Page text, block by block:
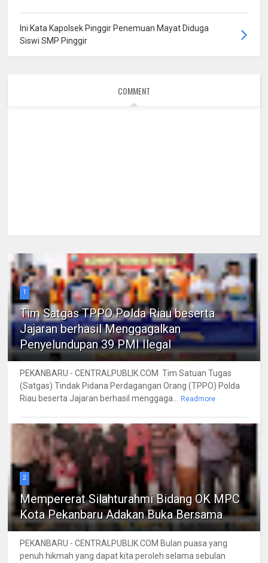
Ini Kata Kapolsek Pinggir Penemuan Mayat Diduga
Siswi SMP Pinggir
COMMENT
1
Tim Satgas TPPO Polda Riau beserta
Jajaran berhasil Menggagalkan
Penyelundupan 39 PMI Ilegal
PEKANBARU - CENTRALPUBLIK.COM Tim Satuan Tugas
(Satgas) Tindak Pidana Perdagangan Orang (TPPO) Polda
Riau beserta Jajaran berhasil menggaga...
Readmore
2
Mempererat Silahturahmi Bidang OK MPC
Kota Pekanbaru Adakan Buka Bersama
PEKANBARU - CENTRALPUBLIK.COM Bulan puasa yang
penuh hikmah yang dapat kita peroleh selama sebulan